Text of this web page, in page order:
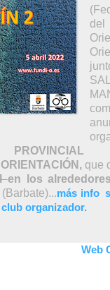
que
en los
más info
organizador.
Web